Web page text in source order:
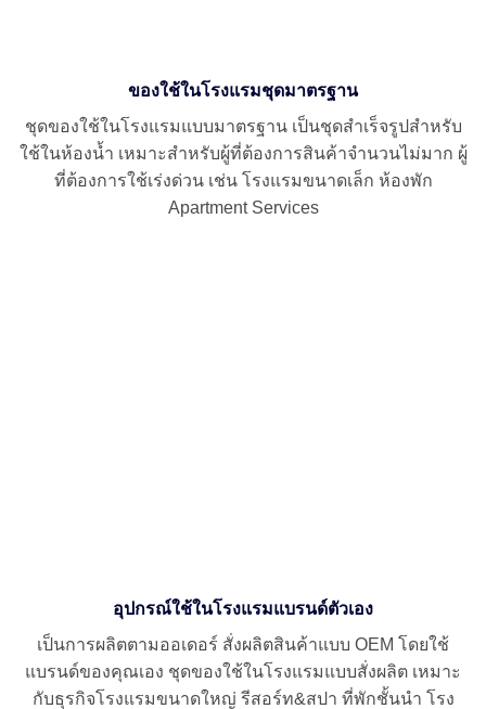
ของใช้ในโรงแรมชุดมาตรฐาน
ชุดของใช้ในโรงแรมแบบมาตรฐาน เป็นชุดสำเร็จรูปสำหรับ
ใช้ในห้องน้ำ เหมาะสำหรับผู้ที่ต้องการสินค้าจำนวนไม่มาก ผู้
ที่ต้องการใช้เร่งด่วน เช่น โรงแรมขนาดเล็ก ห้องพัก
Apartment Services
อุปกรณ์ใช้ในโรงแรมแบรนด์ตัวเอง
เป็นการผลิตตามออเดอร์ สั่งผลิตสินค้าแบบ OEM โดยใช้
แบรนด์ของคุณเอง ชุดของใช้ในโรงแรมแบบสั่งผลิต เหมาะ
กับธุรกิจโรงแรมขนาดใหญ่ รีสอร์ท&สปา ที่พักชั้นนำ โรง